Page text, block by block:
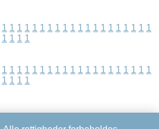
1 1 1 1 1 1 1 1 1 1 1 1 1 1 1 1 1 1 1 1
1 1 1 1
1 1 1 1 1 1 1 1 1 1 1 1 1 1 1 1 1 1 1 1
1 1 1 1